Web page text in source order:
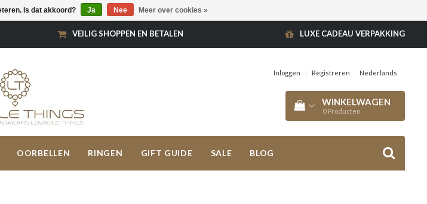
VEILIG SHOPPEN EN BETALEN LUXE CADEAU VERPAKKING
Inloggen | Registreren Nederlands
WINKELWAGEN
0 Producten
OORBELLEN RINGEN GIFT GUIDE SALE BLOG
Is dat akkoord? Ja Nee Meer over cookies »